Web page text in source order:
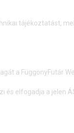
tájékoztatást,
a FüggönyFutár
és elfogadja a jelen